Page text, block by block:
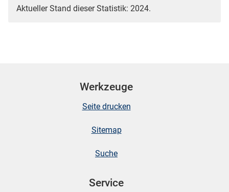
Aktueller Stand dieser Statistik: 2024.
Werkzeuge
Seite drucken
Sitemap
Suche
Service